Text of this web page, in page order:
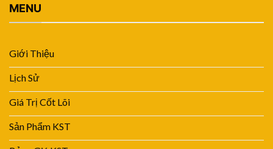
MENU
Giới Thiệu
Lịch Sử
Giá Trị Cốt Lõi
Sản Phẩm KST